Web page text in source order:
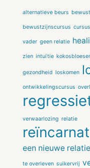
alternatieve beurs
bewustzijnscursus
vader geen relatie
zien intuïtie
gezondheid loskomen
ontwikkelingscursus
verwaarlozing relatie
een nieuwe relatie
te overleven suikervrij